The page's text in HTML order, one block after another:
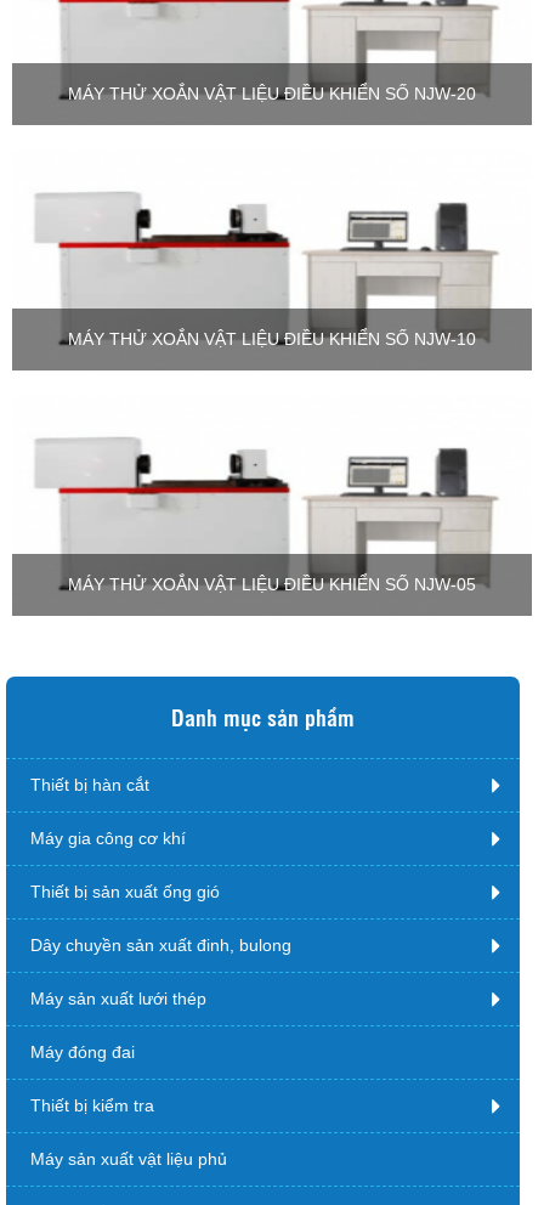
MÁY THỬ XOẮN VẬT LIỆU ĐIỀU KHIỂN SỐ NJW-20
MÁY THỬ XOẮN VẬT LIỆU ĐIỀU KHIỂN SỐ NJW-10
MÁY THỬ XOẮN VẬT LIỆU ĐIỀU KHIỂN SỐ NJW-05
Danh mục sản phẩm
Thiết bị hàn cắt
Máy gia công cơ khí
Thiết bị sản xuất ống gió
Dây chuyền sản xuất đinh, bulong
Máy sản xuất lưới thép
Máy đóng đai
Thiết bị kiểm tra
Máy sản xuất vật liệu phủ